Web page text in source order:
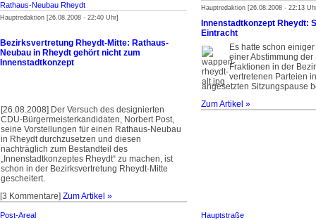
Rathaus-Neubau Rheydt
Hauptredaktion [26.08.2008 - 22:40 Uhr]
Bezirksvertretung Rheydt-Mitte: Rathaus-
Neubau in Rheydt gehört nicht zum
Innenstadtkonzept
[26.08.2008] Der Versuch des designierten
CDU-Bürgermeisterkandidaten, Norbert Post,
seine Vorstellungen für einen Rathaus-Neubau
in Rheydt durchzusetzen und diesen
nachträglich zum Bestandteil des
„Innenstadtkonzeptes Rheydt“ zu machen, ist
schon in der Bezirksvertretung Rheydt-Mitte
gescheitert.
[3 Kommentare] Zum Artikel »
Hauptredaktion [26.08.2008 - 22:13
Innenstadtkonzept Rheydt:
Eintracht
Es hatte schon
einer Abstimmung
Fraktionen in der
vertretenen Parteien
angesetzten Sitzungspause
Zum Artikel »
Post-Areal Hauptstraße